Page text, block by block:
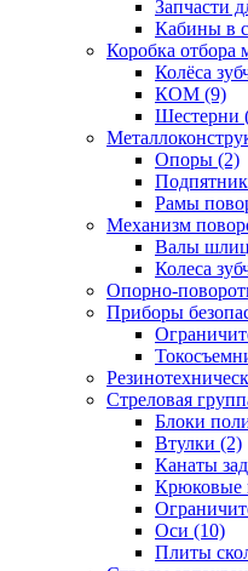
Запчасти
Кабины в
Коробка отбора
Колёса
КОМ (9)
Шестерни
Опоры (2)
Рамы
Механизм
Валы
Колеса
Опорно-
Приборы
Стреловая
Блоки
Втулки (2)
Канаты
Крюковые
Оси (10)
Плиты